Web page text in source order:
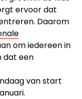
ervoor dat
Daarom
om iedereen in
dat een
van start